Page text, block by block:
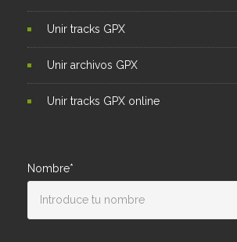
Unir tracks GPX
Unir archivos GPX
Unir tracks GPX online
Nombre*